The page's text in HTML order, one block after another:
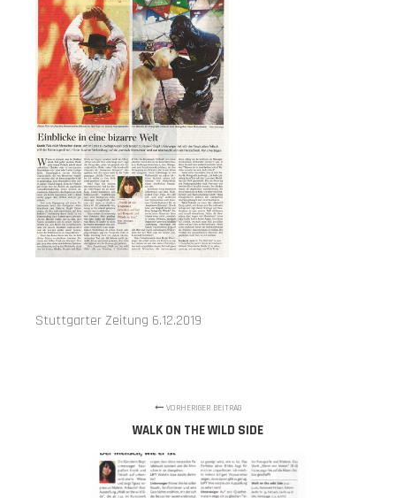
Stuttgarter Zeitung 6.12.2019
VORHERIGER BEITRAG
WALK ON THE WILD SIDE